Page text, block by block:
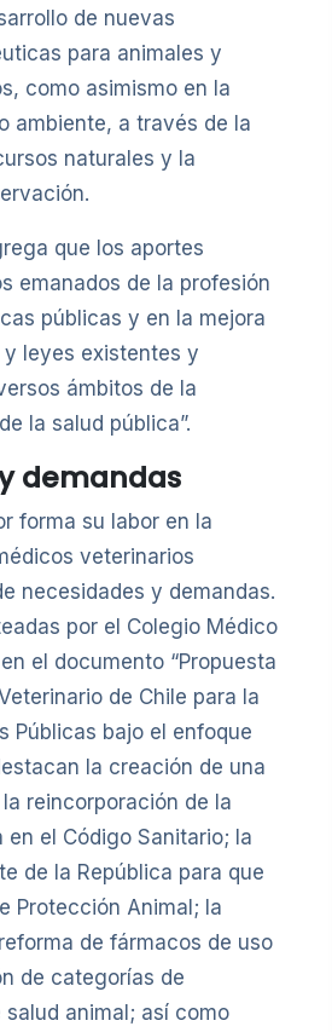
de nuevas
para animales y
como asimismo en la
ambiente, a través de la
naturales y la
que los aportes
emanados de la profesión
públicas y en la mejora
leyes existentes y
ámbitos de la
la salud pública”.
demandas
forma su labor en la
veterinarios
necesidades y demandas.
por el Colegio Médico
el documento “Propuesta
de Chile para la
Públicas bajo el enfoque
la creación de una
reincorporación de la
el Código Sanitario; la
de la República para que
Protección Animal; la
de fármacos de uso
de categorías de
animal; así como